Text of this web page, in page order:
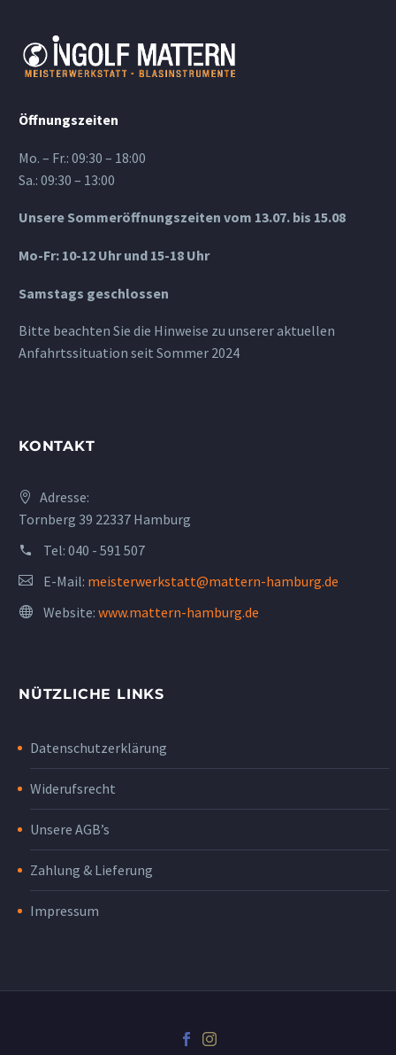
Öffnungszeiten
Mo. – Fr.: 09:30 – 18:00
Sa.: 09:30 – 13:00
Unsere Sommeröffnungszeiten vom 13.07. bis 15.08
Mo-Fr: 10-12 Uhr und 15-18 Uhr
Samstags geschlossen
Bitte beachten Sie die Hinweise zu unserer aktuellen
Anfahrtssituation seit Sommer 2024
KONTAKT
Adresse:
Tornberg 39 22337 Hamburg
Tel: 040 - 591 507
E-Mail: meisterwerkstatt@mattern-hamburg.de
Website: www.mattern-hamburg.de
NÜTZLICHE LINKS
Datenschutzerklärung
Widerufsrecht
Unsere AGB’s
Zahlung & Lieferung
Impressum